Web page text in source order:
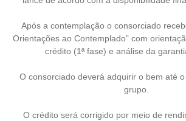
Após a contemplação o consorciado
Orientações ao Contemplado” com
crédito (1ª fase) e análise da
O consorciado deverá adquirir o bem até
grupo.
O crédito será corrigido por meio de